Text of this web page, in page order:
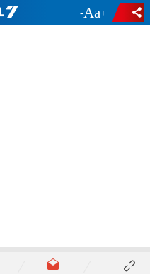
- +